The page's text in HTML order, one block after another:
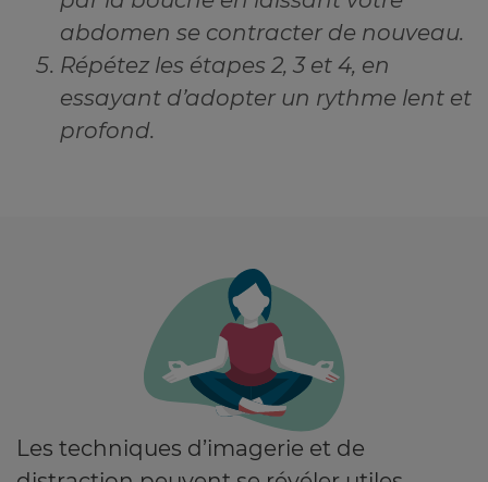
abdomen se contracter de nouveau.
Répétez les étapes 2, 3 et 4, en
essayant d’adopter un rythme lent et
profond.
Les techniques d’imagerie et de